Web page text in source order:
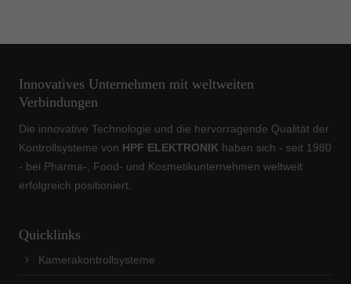
Innovatives Unternehmen mit weltweiten
Verbindungen
Die innovative Technologie und die hervorragende Qualität der
Kontrollsysteme von HPF ELEKTRONIK haben sich - seit 1980
- bei Pharma-, Food- und Kosmetikunternehmen weltweit
erfolgreich positioniert.
Quicklinks
Kamerakontrollsysteme